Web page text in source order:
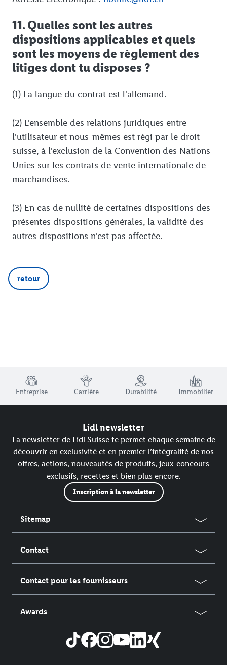
11. Quelles sont les autres
dispositions applicables et quels
sont les moyens de règlement des
litiges dont tu disposes ?
(1) La langue du contrat est l'allemand.
(2) L'ensemble des relations juridiques entre
l'utilisateur et nous-mêmes est régi par le droit
suisse, à l'exclusion de la Convention des Nations
Unies sur les contrats de vente internationale de
marchandises.
(3) En cas de nullité de certaines dispositions des
présentes dispositions générales, la validité des
autres dispositions n'est pas affectée.
retour
TRUSTBAR
Entreprise Carrière Durabilité Immobilier
Lidl newsletter
La newsletter de Lidl Suisse te permet chaque semaine de
découvrir en exclusivité et en premier l’intégralité de nos
offres, actions, nouveautés de produits, jeux-concours
exclusifs, recettes et bien plus encore.
Inscription à la newsletter
Sitemap
Contact
Contact pour les fournisseurs
Awards